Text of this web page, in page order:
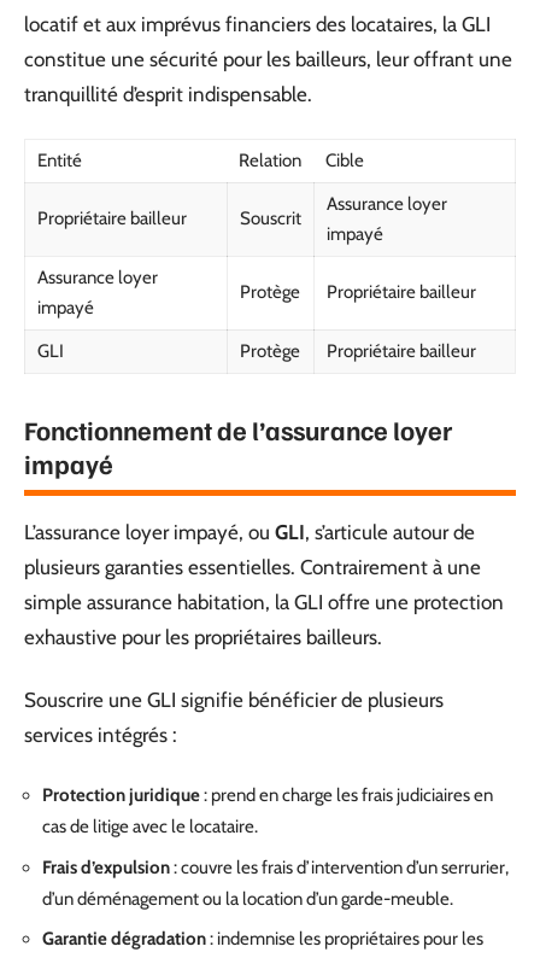
locatif et aux imprévus financiers des locataires, la GLI
constitue une sécurité pour les bailleurs, leur offrant une
tranquillité d’esprit indispensable.
Entité Relation Cible
Propriétaire bailleur Souscrit
Assurance loyer
impayé
Assurance loyer
impayé
Protège Propriétaire bailleur
GLI Protège Propriétaire bailleur
Fonctionnement de l’assurance loyer
impayé
L’assurance loyer impayé, ou GLI, s’articule autour de
plusieurs garanties essentielles. Contrairement à une
simple assurance habitation, la GLI offre une protection
exhaustive pour les propriétaires bailleurs.
Souscrire une GLI signifie bénéficier de plusieurs
services intégrés :
Protection juridique: prend en charge les frais judiciaires en
cas de litige avec le locataire.
Frais d’expulsion: couvre les frais d’intervention d’un serrurier,
d’un déménagement ou la location d’un garde-meuble.
Garantie dégradation: indemnise les propriétaires pour les